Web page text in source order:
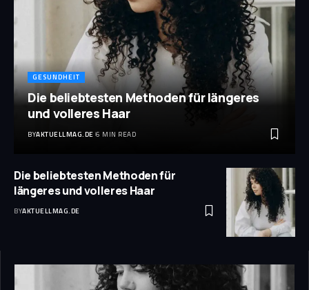
GESUNDHEIT
Die beliebtesten Methoden für längeres
und volleres Haar
BYAKTUELLMAG.DE 6 MIN READ
Die beliebtesten Methoden für
längeres und volleres Haar
BYAKTUELLMAG.DE